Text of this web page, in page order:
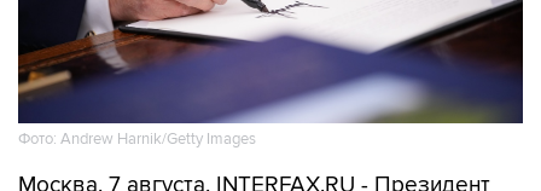
Фото: Andrew Harnik/Getty Images
Москва. 7 августа. INTERFAX.RU - Президент